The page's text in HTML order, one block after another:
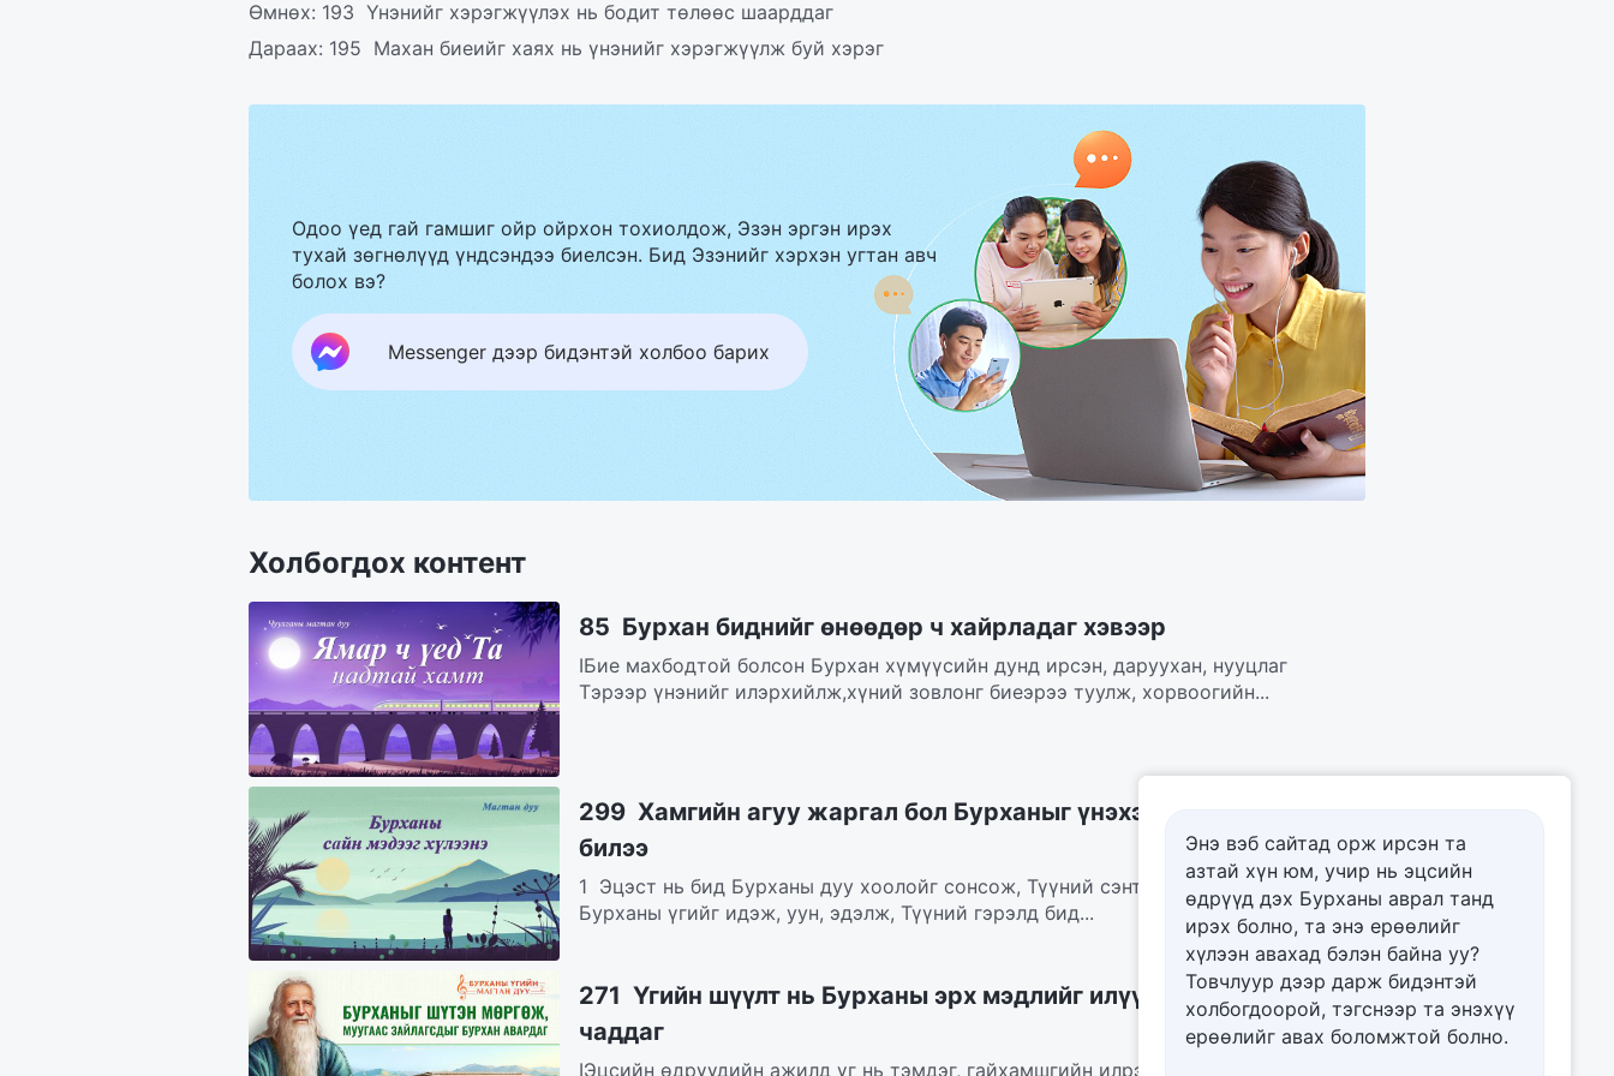
Өмнөх: 193 Үнэнийг хэрэгжүүлэх нь бодит төлөөс шаарддаг
Дараах: 195 Махан биеийг хаях нь үнэнийг хэрэгжүүлж буй хэрэг
Одоо үед гай гамшиг ойр ойрхон тохиолдож, Эзэн эргэн ирэх
тухай зөгнөлүүд үндсэндээ биелсэн. Бид Эзэнийг хэрхэн угтан авч
болох вэ?
Messenger дээр бидэнтэй холбоо барих
Холбогдох контент
85 Бурхан биднийг өнөөдөр ч хайрладаг хэвээр
IБие махбодтой болсон Бурхан хүмүүсийн дунд ирсэн, даруухан, нууцлаг
Тэрээр үнэнийг илэрхийлж,хүний зовлонг биеэрээ туулж, хорвоогийн...
299 Хамгийн агуу жаргал бол Бурханыг үнэхээр хайрлах
билээ
1 Эцэст нь бид Бурханы дуу хоолойг сонсож, Түүний сэнтийн өмнө өргөгдсөн.
Бурханы үгийг идэж, уун, эдэлж, Түүний гэрэлд бид...
271 Үгийн шүүлт нь Бурханы эрх мэдлийг илүү сайн төлөөлж
чаддаг
IЭцсийн өдрүүдийн ажилд үг нь тэмдэг, гайхамшгийн илрэлээс илүү сүр
Энэ вэб сайтад орж ирсэн та
азтай хүн юм, учир нь эцсийн
өдрүүд дэх Бурханы аврал танд
ирэх болно, та энэ ерѳѳлийг
хүлээн авахад бэлэн байна уу?
Товчлуур дээр дарж бидэнтэй
холбогдоорой, тэгснээр та энэхүү
ерѳѳлийг авах боломжтой болно.